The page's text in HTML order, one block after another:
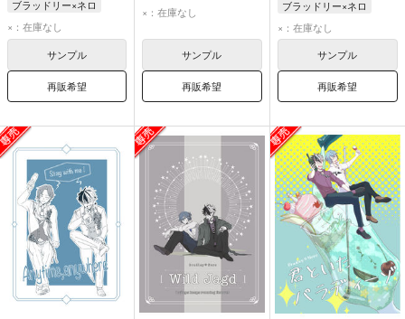
ブラッドリー×ネロ
ブラッドリー
×：在庫なし
サンプル
再販希望
フィガロ
×：在庫なし
サンプル
再販希望
ブラッドリー×ネロ
ブラッドリー
×：在庫なし
サンプル
再販希望